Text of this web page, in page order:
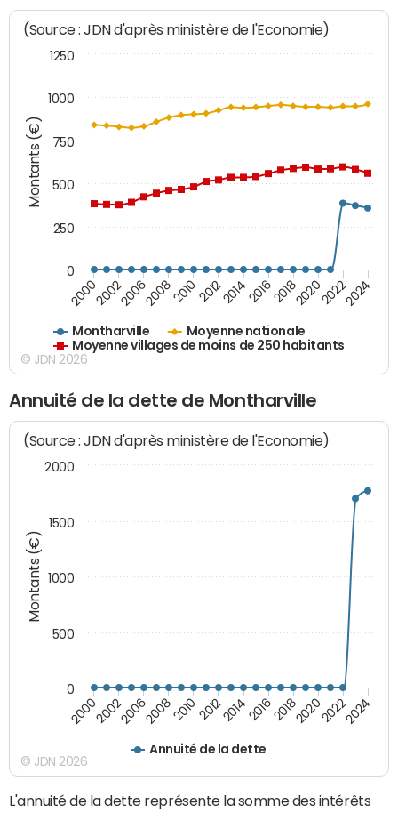
Montants (€)
(Source : JDN d'après ministère de l'Economie)
Montharville
Moyenne nationale
Moyenne villages de moins de 250 habitants
200020022006200820102012201420162018202020222024
0
250
500
750
1000
1250
© JDN 2026
Annuité de la dette de Montharville
Montants (€)
(Source : JDN d'après ministère de l'Economie)
Annuité de la dette
200020022006200820102012201420162018202020222024
0
500
1000
1500
2000
© JDN 2026
L'annuité de la dette représente la somme des intérêts